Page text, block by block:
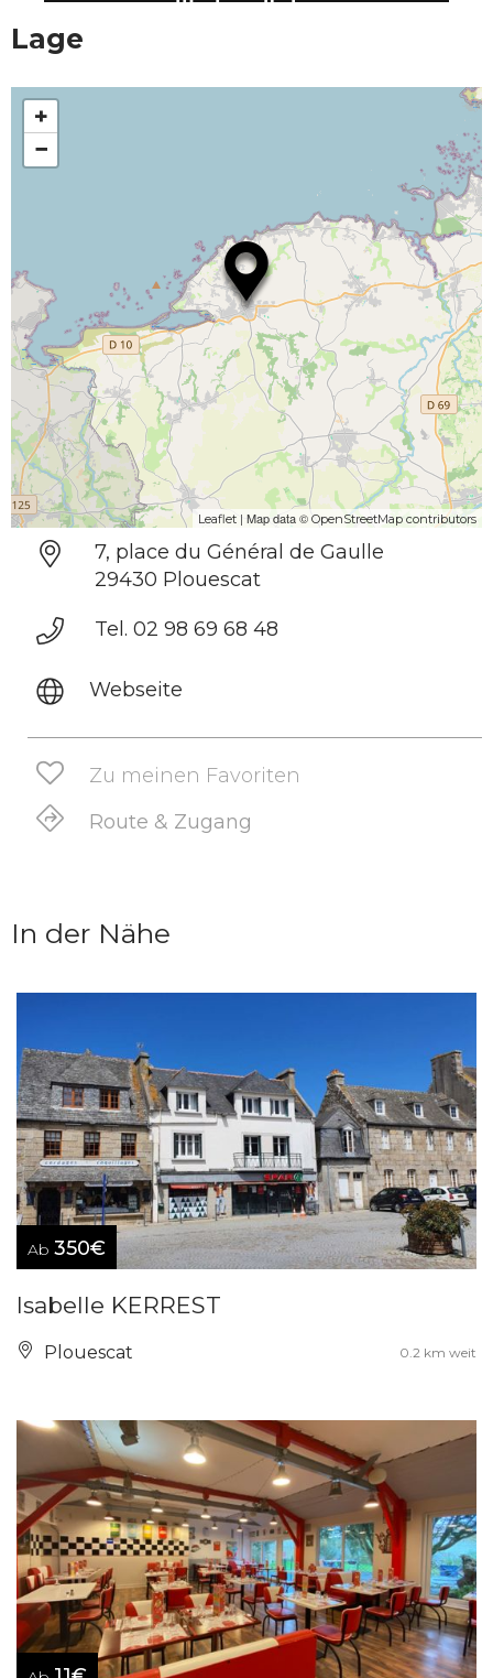
Lage
+
−
Leaflet | Map data © OpenStreetMap contributors
7, place du Général de Gaulle
29430 Plouescat
Tel. 02 98 69 68 48
Webseite
Zu meinen Favoriten
Route & Zugang
In der Nähe
Ab 350€
Isabelle KERREST
Plouescat 0.2 km weit